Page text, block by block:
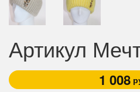
Артикул
1 008